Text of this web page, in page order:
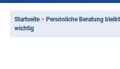
Startseite> Persönliche Beratung
wichtig